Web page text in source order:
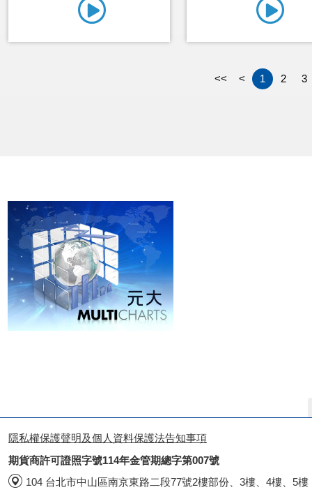
<< < 1 2 3
隱私權保護聲明及個人資料保護法告知事項
期貨商許可證照字號114年金管期總字第007號
104 台北市中山區南京東路二段77號2樓部份、3樓、4樓、5樓